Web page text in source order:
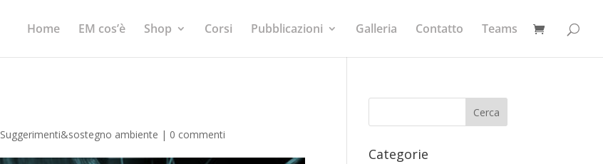
Home EM cos’è Shop Corsi Pubblicazioni Galleria Contatto Teams
Suggerimenti&sostegno ambiente | 0 commenti
Categorie